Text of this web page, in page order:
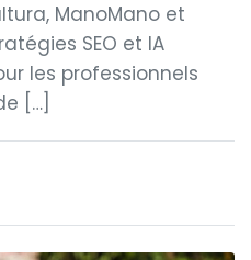
ManoMano et
SEO et IA
les professionnels
[…]